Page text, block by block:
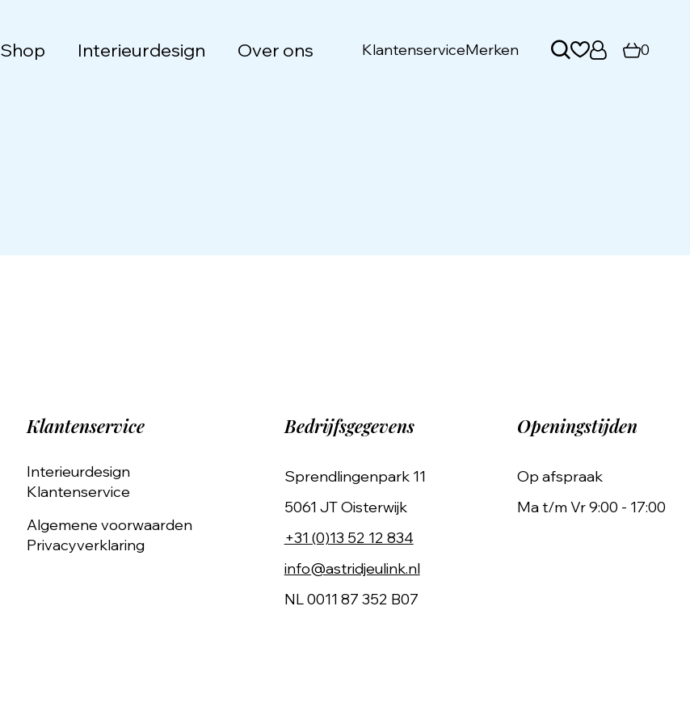
Shop Interieurdesign Over ons KlantenserviceMerken 0
Klantenservice
Interieurdesign
Klantenservice
Algemene voorwaarden
Privacyverklaring
Bedrijfsgegevens
Sprendlingenpark 11
5061 JT Oisterwijk
+31 (0)13 52 12 834
info@astridjeulink.nl
NL 0011 87 352 B07
Openingstijden
Op afspraak
Ma t/m Vr 9:00 - 17:00